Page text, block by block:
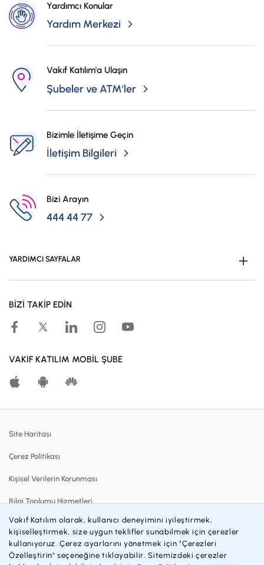
Yardımcı Konular
Yardım Merkezi
Vakıf Katılım'a Ulaşın
Şubeler ve ATM'ler
Bizimle İletişime Geçin
İletişim Bilgileri
Bizi Arayın
444 44 77
YARDIMCI SAYFALAR
Kampanyalar
Hesaplama Araçları
Katılma Hesapları
Katılım Bankacılığı
İnsan Kaynakları
BİZİ TAKİP EDİN
VAKIF KATILIM MOBİL ŞUBE
Site Haritası
Çerez Politikası
Kişisel Verilerin Korunması
Bilgi Toplumu Hizmetleri
Sözleşmeler ve Formlar
Gizlilik Politikası
Vakıf Katılım olarak, kullanıcı deneyimini iyileştirmek,
kişiselleştirmek, size uygun teklifler sunabilmek için çerezler
kullanıyoruz. Çerez ayarlarını yönetmek için "Çerezleri
Özelleştirin" seçeneğine tıklayabilir. Sitemizdeki çerezler